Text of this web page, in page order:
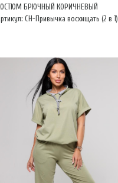
БРЮЧНЫЙ КОРИЧНЕВЫЙ
CH-Привычка восхищать (2 в 1)